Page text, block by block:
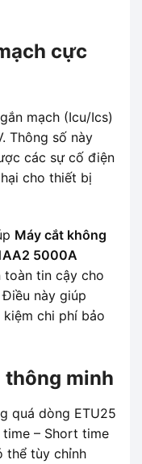
cực
mạch (Icu/Ics)
Thông số này
các sự cố điện
cho thiết bị
Máy cắt không
5000A
toàn tin cậy cho
này giúp
chi phí bảo
thông minh
quá dòng ETU25
– Short time
thể tùy chỉnh